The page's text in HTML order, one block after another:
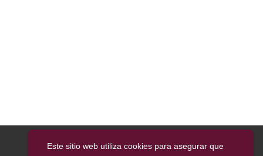
Este sitio web utiliza cookies para asegurar que